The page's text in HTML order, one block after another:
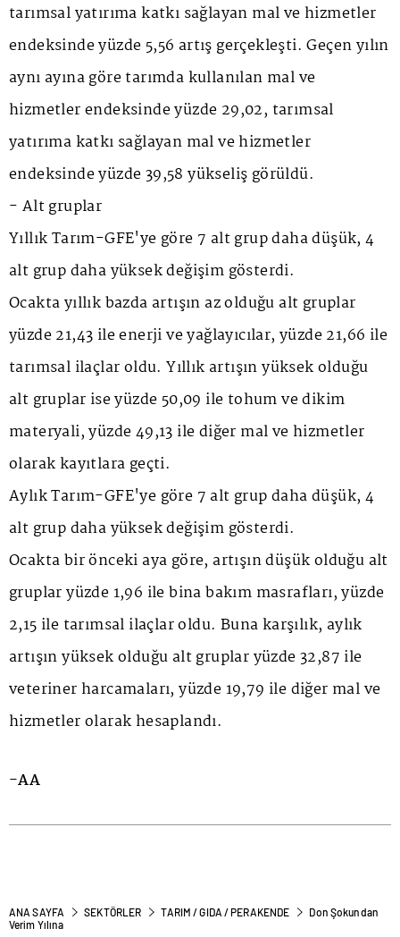
tarımsal yatırıma katkı sağlayan mal ve hizmetler
endeksinde yüzde 5,56 artış gerçekleşti. Geçen yılın
aynı ayına göre tarımda kullanılan mal ve
hizmetler endeksinde yüzde 29,02, tarımsal
yatırıma katkı sağlayan mal ve hizmetler
endeksinde yüzde 39,58 yükseliş görüldü.
- Alt gruplar
Yıllık Tarım-GFE'ye göre 7 alt grup daha düşük, 4
alt grup daha yüksek değişim gösterdi.
Ocakta yıllık bazda artışın az olduğu alt gruplar
yüzde 21,43 ile enerji ve yağlayıcılar, yüzde 21,66 ile
tarımsal ilaçlar oldu. Yıllık artışın yüksek olduğu
alt gruplar ise yüzde 50,09 ile tohum ve dikim
materyali, yüzde 49,13 ile diğer mal ve hizmetler
olarak kayıtlara geçti.
Aylık Tarım-GFE'ye göre 7 alt grup daha düşük, 4
alt grup daha yüksek değişim gösterdi.
Ocakta bir önceki aya göre, artışın düşük olduğu alt
gruplar yüzde 1,96 ile bina bakım masrafları, yüzde
2,15 ile tarımsal ilaçlar oldu. Buna karşılık, aylık
artışın yüksek olduğu alt gruplar yüzde 32,87 ile
veteriner harcamaları, yüzde 19,79 ile diğer mal ve
hizmetler olarak hesaplandı.
-AA
ANA SAYFA SEKTÖRLER TARIM / GIDA / PERAKENDE
Don Şokundan
Verim Yılına